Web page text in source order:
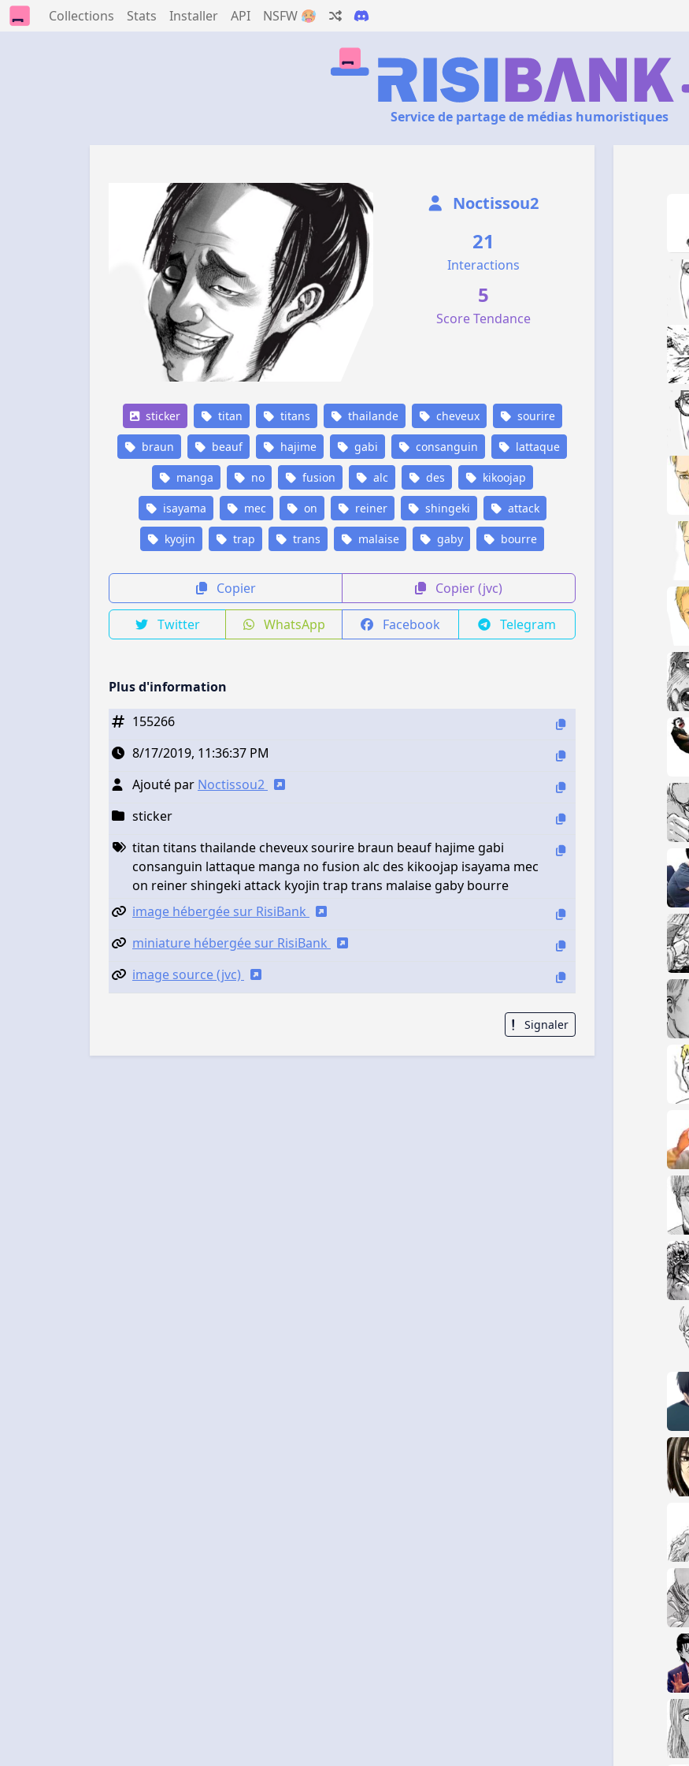
Collections Stats Installer API NSFW 🥵
Service de partage de médias humoristiques
Noctissou2
21
Interactions
5
Score Tendance
sticker titan titans thailande cheveux sourire
braun beauf hajime gabi consanguin lattaque
manga no fusion alc des kikoojap
isayama mec on reiner shingeki attack
kyojin trap trans malaise gaby bourre
Copier Copier (jvc)
Twitter WhatsApp Facebook Telegram
Plus d'information
155266
8/17/2019, 11:36:37 PM
Ajouté par Noctissou2
sticker
titan titans thailande cheveux sourire braun beauf hajime gabi
consanguin lattaque manga no fusion alc des kikoojap isayama mec
on reiner shingeki attack kyojin trap trans malaise gaby bourre
image hébergée sur RisiBank
miniature hébergée sur RisiBank
image source (jvc)
Signaler